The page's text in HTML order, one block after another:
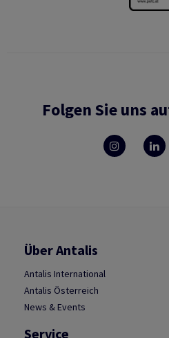
Folgen Sie uns
Über Antalis
Antalis International
Antalis Österreich
News & Events
Service